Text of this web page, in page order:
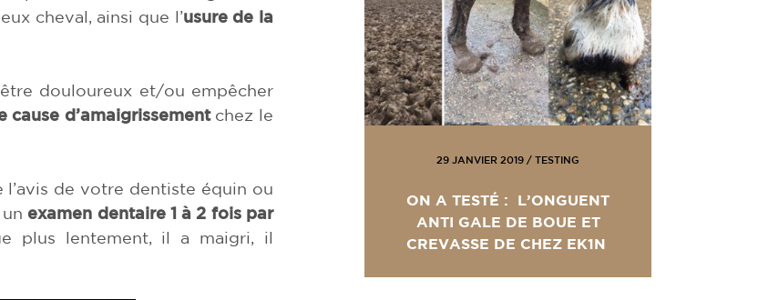
cheval, ainsi que l’usure de la
douloureux et/ou empêcher
cause d’amaigrissementchez le
de votre dentiste équin ou
examen dentaire 1 à 2 fois par
plus lentement, il a maigri, il
29 JANVIER 2019 / TESTING
ON A TESTÉ : L’ONGUENT
ANTI GALE DE BOUE ET
CREVASSE DE CHEZ EK1N